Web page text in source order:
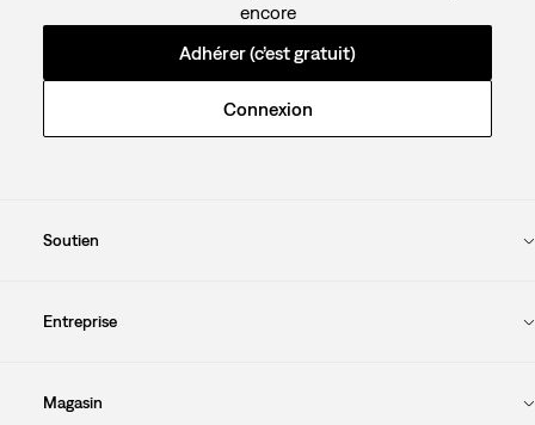
encore
Adhérer (c’est gratuit)
Connexion
Soutien
Entreprise
Magasin